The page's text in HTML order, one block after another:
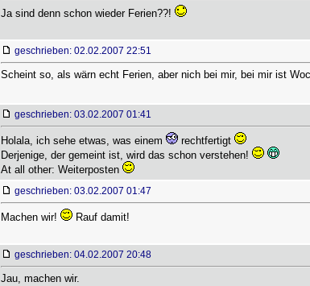
Ja sind denn schon wieder Ferien??!
geschrieben: 02.02.2007 22:51
Scheint so, als wärn echt Ferien, aber nich bei mir, bei mir ist
geschrieben: 03.02.2007 01:41
Holala, ich sehe etwas, was einem
rechtfertigt
Derjenige, der gemeint ist, wird das schon verstehen!
At all other: Weiterposten
geschrieben: 03.02.2007 01:47
Machen wir! Rauf damit!
geschrieben: 04.02.2007 20:48
Jau, machen wir.